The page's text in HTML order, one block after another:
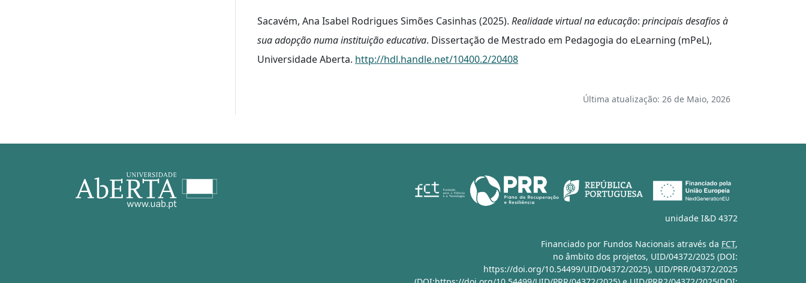
Sacavém, Ana Isabel Rodrigues Simões Casinhas (2025). Realidade virtual na educação: principais desafios à
sua adopção numa instituição educativa. Dissertação de Mestrado em Pedagogia do eLearning (mPeL),
Universidade Aberta. http://hdl.handle.net/10400.2/20408
Última atualização: 26 de Maio, 2026
unidade I&D 4372
Financiado por Fundos Nacionais através da FCT,
no âmbito dos projetos, UID/04372/2025 (DOI:
https://doi.org/10.54499/UID/04372/2025), UID/PRR/04372/2025